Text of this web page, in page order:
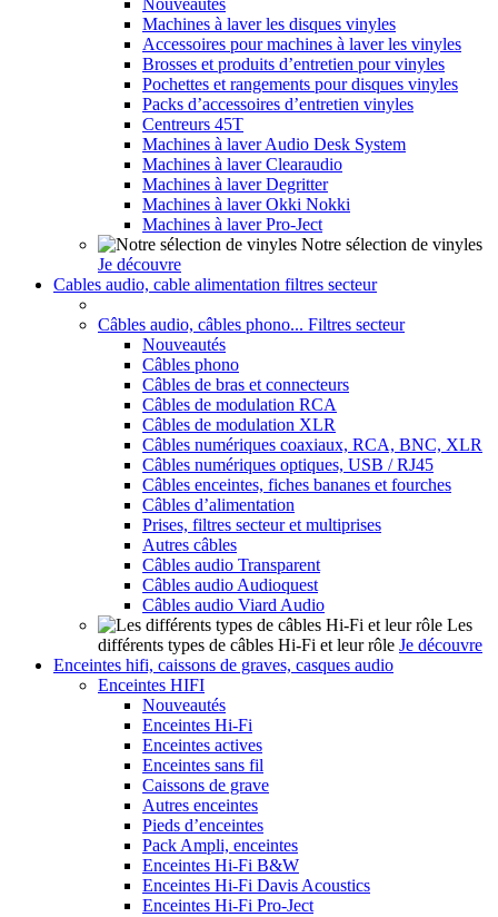
Machines à laver les disques vinyles
Accessoires pour machines à laver les vinyles
Brosses et produits d’entretien pour vinyles
Pochettes et rangements pour disques vinyles
Packs d’accessoires d’entretien vinyles
Centreurs 45T
Machines à laver Audio Desk System
Machines à laver Clearaudio
Machines à laver Degritter
Machines à laver Okki Nokki
Machines à laver Pro-Ject
Notre sélection de vinyles
Je découvre
Cables audio, cable alimentation filtres secteur
Câbles audio, câbles phono... Filtres secteur
Nouveautés
Câbles phono
Câbles de bras et connecteurs
Câbles de modulation RCA
Câbles de modulation XLR
Câbles numériques coaxiaux, RCA, BNC, XLR
Câbles numériques optiques, USB / RJ45
Câbles enceintes, fiches bananes et fourches
Câbles d’alimentation
Prises, filtres secteur et multiprises
Autres câbles
Câbles audio Transparent
Câbles audio Audioquest
Câbles audio Viard Audio
Les
différents types de câbles Hi-Fi et leur rôle Je découvre
Enceintes hifi, caissons de graves, casques audio
Enceintes HIFI
Nouveautés
Enceintes Hi-Fi
Enceintes actives
Enceintes sans fil
Caissons de grave
Autres enceintes
Pieds d’enceintes
Pack Ampli, enceintes
Enceintes Hi-Fi B&W
Enceintes Hi-Fi Davis Acoustics
Enceintes Hi-Fi Pro-Ject